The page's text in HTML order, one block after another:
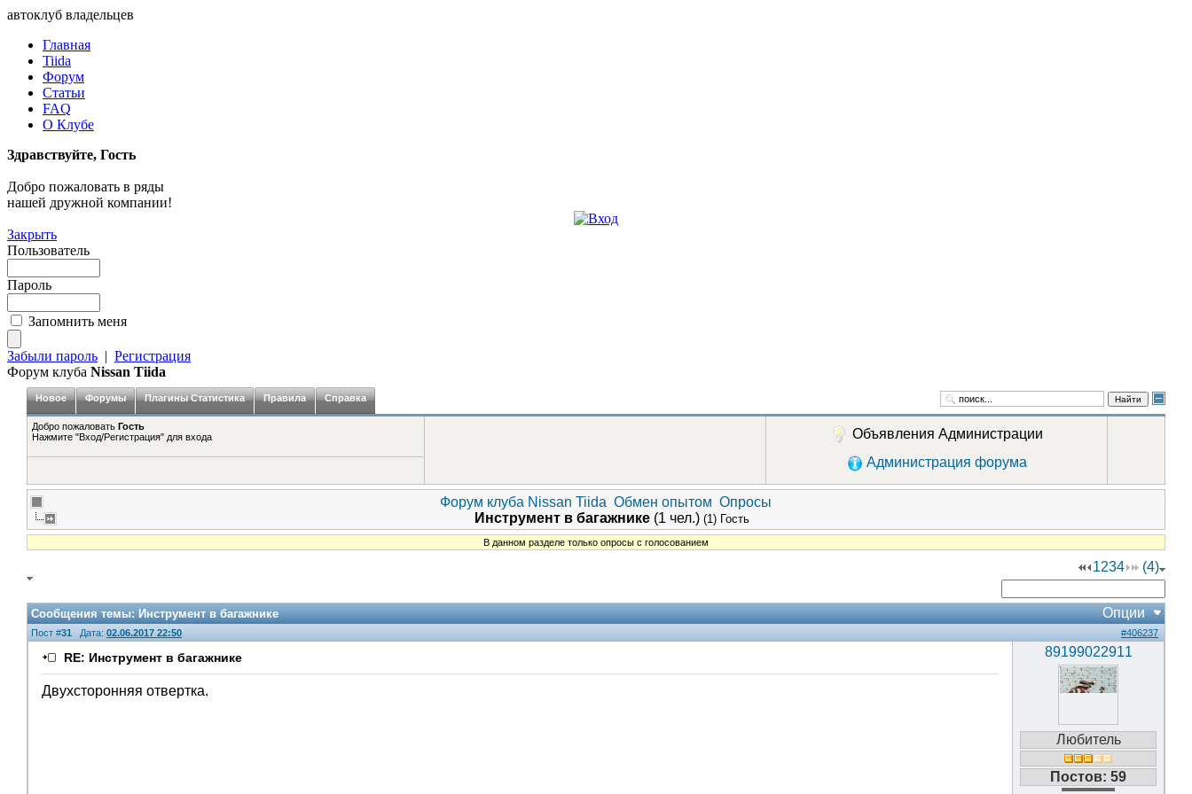
автоклуб владельцев
Главная
Tiida
Форум
Статьи
FAQ
О Клубе
Здравствуйте, Гость
Добро пожаловать в ряды
нашей дружной компании!
Закрыть
Пользователь
Пароль
Запомнить меня
Забыли пароль | Регистрация
Форум клуба Nissan Tiida
Новое Форумы Плагины Статистика Правила Справка Найти
Добро пожаловать Гость
Нажмите "Вход/Регистрация" для входа
Объявления Администрации
Администрация форума
Форум клуба Nissan Tiida Обмен опытом Опросы
Инструмент в багажнике (1 чел.) (1) Гость
В данном разделе только опросы с голосованием
1234 (4)
Сообщения темы:Инструмент в багажнике Опции
Пост #31 Дата: 02.06.2017 22:50 #406237
RE: Инструмент в багажнике
Двухсторонняя отвертка.
89199022911
Любитель
Постов: 59